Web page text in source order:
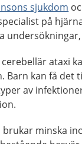
sjukdom
på
ataxi
Barn kan få det
av
minska